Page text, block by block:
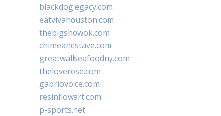
blackdoglegacy.com
eatvivahouston.com
thebigshowok.com
chimeandstave.com
greatwallseafoodny.com
theloverose.com
gabriovoice.com
resinflowart.com
p-sports.net